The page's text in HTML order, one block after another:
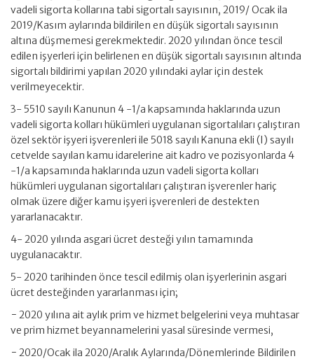
vadeli sigorta kollarına tabi sigortalı sayısının, 2019/ Ocak ila
2019/Kasım aylarında bildirilen en düşük sigortalı sayısının
altına düşmemesi gerekmektedir. 2020 yılından önce tescil
edilen işyerleri için belirlenen en düşük sigortalı sayısının altında
sigortalı bildirimi yapılan 2020 yılındaki aylar için destek
verilmeyecektir.
3- 5510 sayılı Kanunun 4 -1/a kapsamında haklarında uzun
vadeli sigorta kolları hükümleri uygulanan sigortalıları çalıştıran
özel sektör işyeri işverenleri ile 5018 sayılı Kanuna ekli (I) sayılı
cetvelde sayılan kamu idarelerine ait kadro ve pozisyonlarda 4
-1/a kapsamında haklarında uzun vadeli sigorta kolları
hükümleri uygulanan sigortalıları çalıştıran işverenler hariç
olmak üzere diğer kamu işyeri işverenleri de destekten
yararlanacaktır.
4- 2020 yılında asgari ücret desteği yılın tamamında
uygulanacaktır.
5- 2020 tarihinden önce tescil edilmiş olan işyerlerinin asgari
ücret desteğinden yararlanması için;
− 2020 yılına ait aylık prim ve hizmet belgelerini veya muhtasar
ve prim hizmet beyannamelerini yasal süresinde vermesi,
− 2020/Ocak ila 2020/Aralık Aylarında/Dönemlerinde Bildirilen